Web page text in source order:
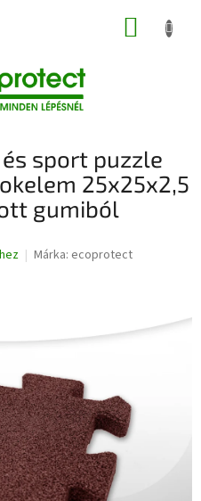
KOSÁR
sport puzzle
25x25x2,5
gumiból
Márka: ecoprotect